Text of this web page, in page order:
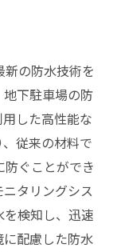
の防水技術を
下駐車場の防
した高性能な
従来の材料で
ぐことができ
タリングシス
検知し、迅速
配慮した防水